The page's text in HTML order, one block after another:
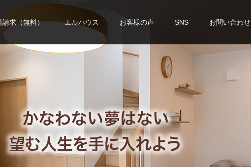
請求（無料） エルハウス お客様の声 SNS お問い合わせ